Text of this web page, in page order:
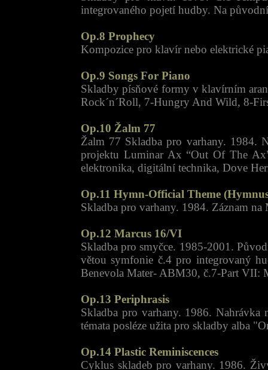
integrovaného pojetí hudby. Na
Op.8 Prophecy
Kompozice pro klavír nebo elektrické
Op.9 Songs For Piano
Skladby písňové formy v klavírním
Rock´n´Roll, 7-Hungry And Wild, 8-
Op.10 Žalm 77
Žalm 77 Skladba pro varhany. 1984.
projektu Luminar Ax “Out Of The
elektronika, digitální technika, Dove
Op.11 Hymn-Official Theme
Skladba pro varhany. 1984. Záznam
Op.12 Marcus 16/VI
Skladba pro smyčce. 1985-2001.
větou symfonie č.4 pro integrovaný
Benevola Mater- ABM30, č.7-Part VII:
Op.13 Periphrasis
Skladba pro varhany. 1986.
témata posléze užita pro skladby alba
Op.14 Plastic Reminiscences
Cyklus skladeb pro varhany. 1986.